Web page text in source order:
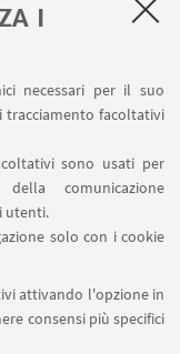
I
necessari per il suo
tracciamento facoltativi
sono usati per
comunicazione
utenti.
solo con i cookie
attivando l'opzione in
consensi più specifici
SU: